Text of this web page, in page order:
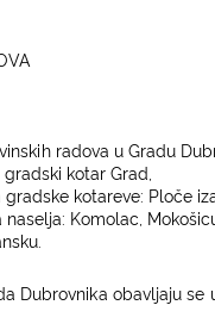
inskih radova u Gradu
gradski kotar Grad,
gradske kotareve: Ploče iz
naselja: Komolac, M
a Dubrovnika obavljaju se